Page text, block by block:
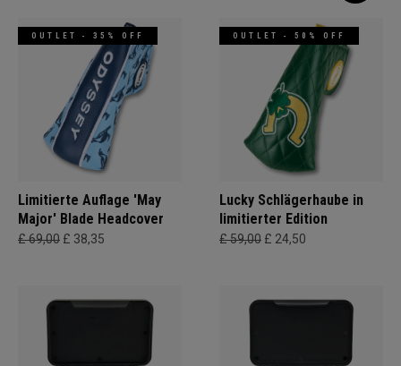
OUTLET - 35% OFF
Limitierte Auflage 'May
Major' Blade Headcover
£ 69,00 £ 38,35
OUTLET - 50% OFF
Lucky Schlägerhaube in
limitierter Edition
£ 59,00 £ 24,50